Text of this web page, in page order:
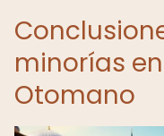
minorías
Otomano